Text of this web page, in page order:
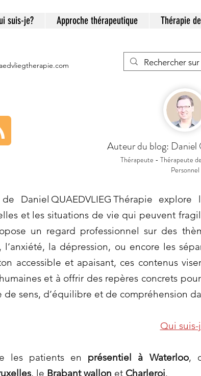
suis-je? Approche thérapeutique Thérapie
Auteur du blog:
Thérapeute - Thérapeute
Personnel
Daniel QUAEDVLIEG Thérapie
et les situations de vie qui peuvent
un regard professionnel sur des
l’anxiété, la dépression, ou encore les
accessible et apaisant, ces contenus
et à offrir des repères concrets
de sens, d’équilibre et de compréhension
Qui suis-
les patients en présentiel à Waterloo,
, le Brabant wallon et Charleroi.